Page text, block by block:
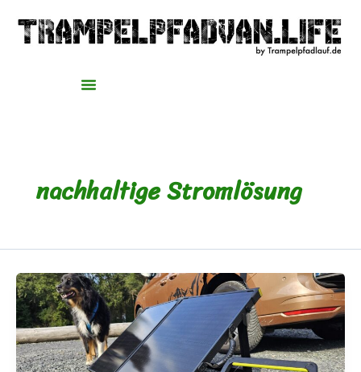
Inhalt
springen
nachhaltige Stromlösung